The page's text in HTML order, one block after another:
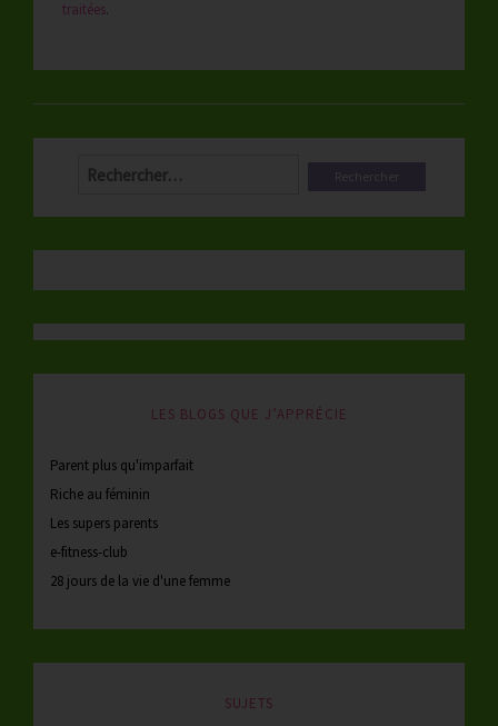
traitées.
Rechercher :
LES BLOGS QUE J’APPRÉCIE
Parent plus qu'imparfait
Riche au féminin
Les supers parents
e-fitness-club
28 jours de la vie d'une femme
SUJETS